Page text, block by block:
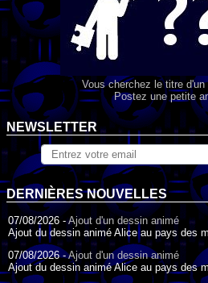
Vous cherchez le titre
Postez une petite
NEWSLETTER
DERNIÈRES NOUVELLES
07/08/2026 -Ajout d'un dessin animé
Ajout du dessin animé Alice au pays des
07/08/2026 -Ajout d'un dessin animé
Ajout du dessin animé Alice au pays des